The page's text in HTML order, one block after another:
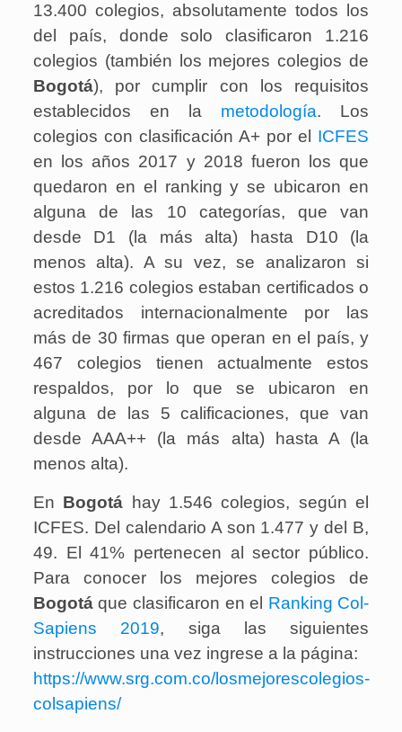
13.400 colegios, absolutamente todos los
del país, donde solo clasificaron 1.216
colegios (también los mejores colegios de
Bogotá), por cumplir con los requisitos
establecidos en la metodología. Los
colegios con clasificación A+ por el ICFES
en los años 2017 y 2018 fueron los que
quedaron en el ranking y se ubicaron en
alguna de las 10 categorías, que van
desde D1 (la más alta) hasta D10 (la
menos alta). A su vez, se analizaron si
estos 1.216 colegios estaban certificados o
acreditados internacionalmente por las
más de 30 firmas que operan en el país, y
467 colegios tienen actualmente estos
respaldos, por lo que se ubicaron en
alguna de las 5 calificaciones, que van
desde AAA++ (la más alta) hasta A (la
menos alta).
En Bogotá hay 1.546 colegios, según el
ICFES. Del calendario A son 1.477 y del B,
49. El 41% pertenecen al sector público.
Para conocer los mejores colegios de
Bogotáque clasificaron en el Ranking Col-
Sapiens 2019, siga las siguientes
instrucciones una vez ingrese a la página:
https://www.srg.com.co/losmejorescolegios-
colsapiens/